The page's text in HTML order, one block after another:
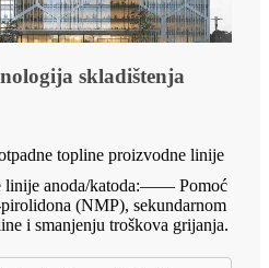
skladištenja
topline proizvodne linije
linije anoda/katoda:—— Pomoć
(NMP), sekundarnom
i smanjenju troškova grijanja.